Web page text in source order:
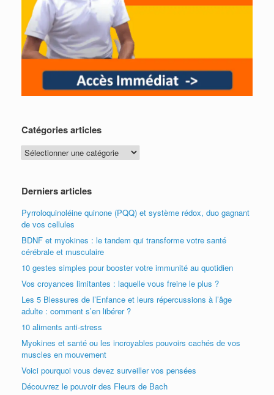
Catégories articles
Catégories
articles
Derniers articles
Pyrroloquinoléine quinone (PQQ) et système rédox, duo gagnant
de vos cellules
BDNF et myokines : le tandem qui transforme votre santé
cérébrale et musculaire
10 gestes simples pour booster votre immunité au quotidien
Vos croyances limitantes : laquelle vous freine le plus ?
Les 5 Blessures de l’Enfance et leurs répercussions à l’âge
adulte : comment s’en libérer ?
10 aliments anti-stress
Myokines et santé ou les incroyables pouvoirs cachés de vos
muscles en mouvement
Voici pourquoi vous devez surveiller vos pensées
Découvrez le pouvoir des Fleurs de Bach